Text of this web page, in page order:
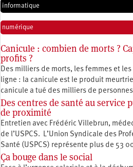
informatique
numérique
Canicule : combien de morts ?
profits ?
Des milliers de morts, les femmes et
ligne : la canicule est le produit
canicule a tué des milliers de
Des centres de santé au service
de proximité
Entretien avec Frédéric Villebrun,
de l’USPCS. L’Union Syndicale des
Santé (USPCS) représente plus de 53
Ça bouge dans le social